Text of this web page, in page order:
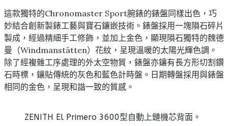
這款獨特的Chronomaster Sport腕錶的錶盤同樣出色，巧
妙結合創新製錶工藝與寶石鑲嵌技術。錶盤採用一塊隕石碎片
製成，經過精細手工修飾，並加上金色，顯現隕石獨特的魏德
曼（Windmanstätten）花紋，呈現溫暖的太陽光輝色調。
除了經複雜工序處理的外太空物質，錶盤亦鑲有長方形切割鑽
石時標，鑲貼傳統的灰色和藍色計時盤。日期轉盤採用與錶盤
相同的金色，呈現和諧一致的質感。
ZENITH El Primero 3600型自動上鏈機芯背面。